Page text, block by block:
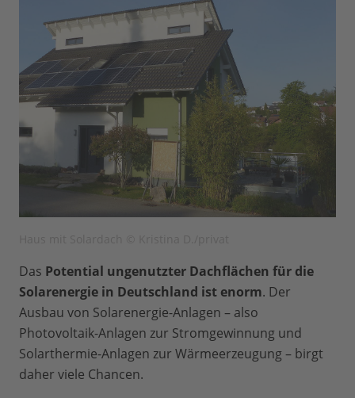
Das Potential ungenutzter Dachflächen für die
Solarenergie in Deutschland ist enorm. Der
Ausbau von Solarenergie-Anlagen – also
Photovoltaik-Anlagen zur Stromgewinnung und
Solarthermie-Anlagen zur Wärmeerzeugung – birgt
daher viele Chancen.